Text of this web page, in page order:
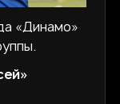
«Динамо»